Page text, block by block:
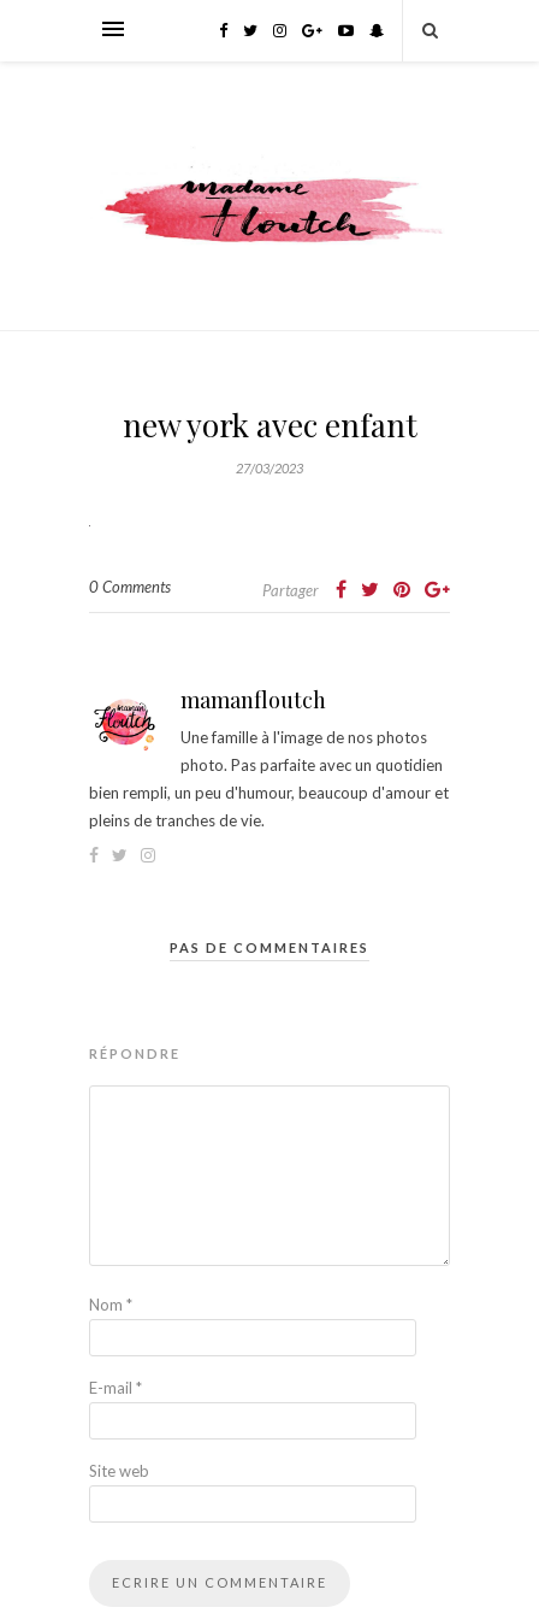
new york avec enfant
27/03/2023
0 Comments Partager
mamanfloutch
Une famille à l'image de nos photos
photo. Pas parfaite avec un quotidien
bien rempli, un peu d'humour, beaucoup d'amour et
pleins de tranches de vie.
PAS DE COMMENTAIRES
RÉPONDRE
Nom *
E-mail *
Site web